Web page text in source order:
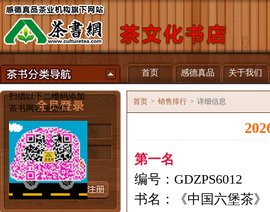
首页 感德真品 关于我们
用户名
密 码
忘记密码？
首页 > 销售排行 > 详细信息
第一名
编号：GDZPS6012
书名：《中国六堡茶》
扫描以下二维码添加
茶书网客服微信